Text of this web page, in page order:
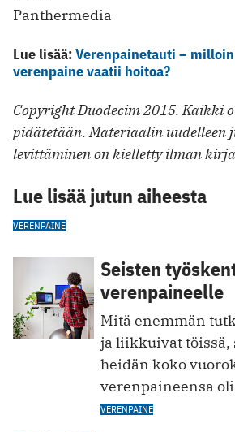
Panthermedia
Lue lisää:Verenpainetauti –
verenpaine vaatii hoitoa?
Copyright Duodecim 2015. Kaikki
pidätetään. Materiaalin uudelleen
levittäminen on kielletty ilman
Lue lisää jutun aiheesta
VERENPAINE
Seisten
verenpaineelle
Mitä enemmän
ja liikkuivat töissä,
heidän koko
verenpaineensa
VERENPAINE